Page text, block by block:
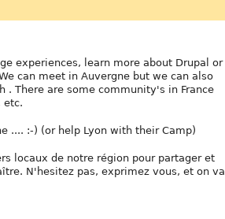
experiences, learn more about Drupal or
can meet in Auvergne but we can also
. There are some community's in France
etc.
.... :-) (or help Lyon with their Camp)
locaux de notre région pour partager et
N'hesitez pas, exprimez vous, et on va